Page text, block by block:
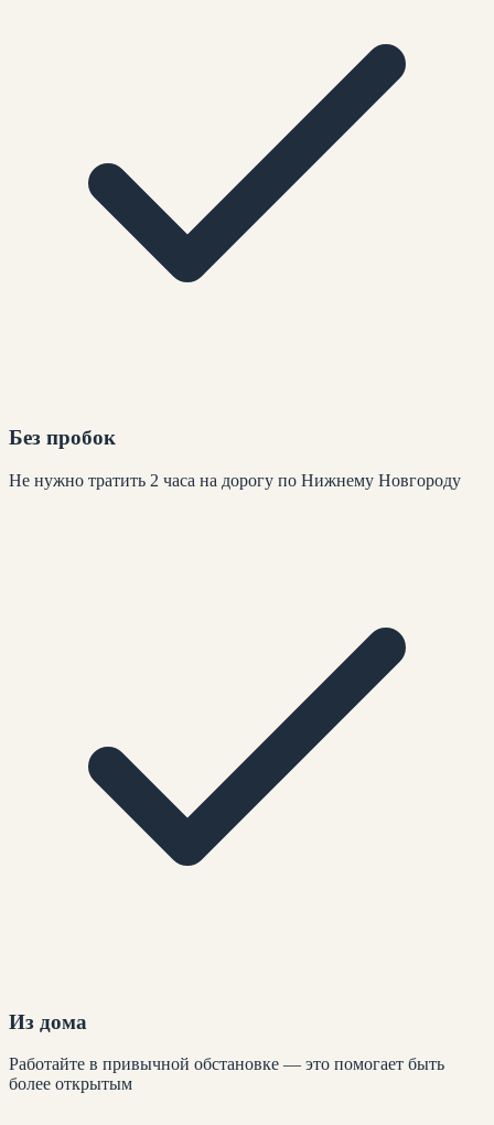
Без пробок
Не нужно тратить 2 часа на дорогу по Нижнему Новгороду
Из дома
Работайте в привычной обстановке — это помогает быть
более открытым